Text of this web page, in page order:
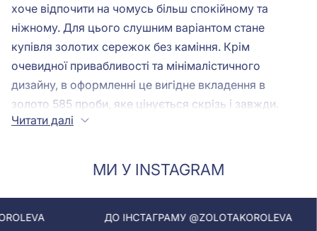
хоче відпочити на чомусь більш спокійному та
ніжному. Для цього слушним варіантом стане
купівля золотих сережок без каміння. Крім
очевидної привабливості та мінімалістичного
дизайну, в оформленні це вигідне вкладення в
золото 585 проби, яке цінується скрізь і завжди.
Купити сережки в Україні можна на сайті ювелірного
Золото не є найдорожчим металом у світі, проте
Читати далі
МИ У INSTAGRAM
ДО ІНСТАГРАМУ @ZOLOTAKOROLEVA ДО